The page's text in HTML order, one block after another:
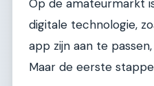
Op de amateurmarkt
digitale technologie,
app zijn aan te
Maar de eerste